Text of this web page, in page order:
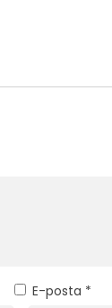
E-posta *